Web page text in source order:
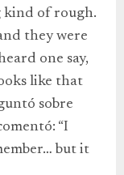
kind of rough.
they were
one say,
like that
sobre
“I
but it